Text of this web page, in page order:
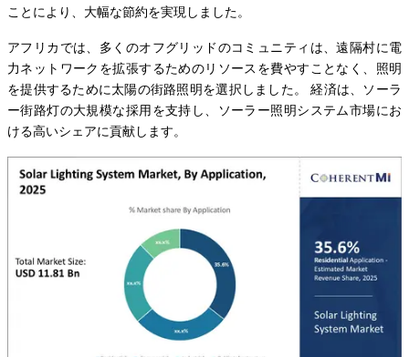
ことにより、大幅な節約を実現しました。
アフリカでは、多くのオフグリッドのコミュニティは、遠隔村に電
力ネットワークを拡張するためのリソースを費やすことなく、照明
を提供するために太陽の街路照明を選択しました。 経済は、ソーラ
ー街路灯の大規模な採用を支持し、ソーラー照明システム市場にお
ける高いシェアに貢献します。